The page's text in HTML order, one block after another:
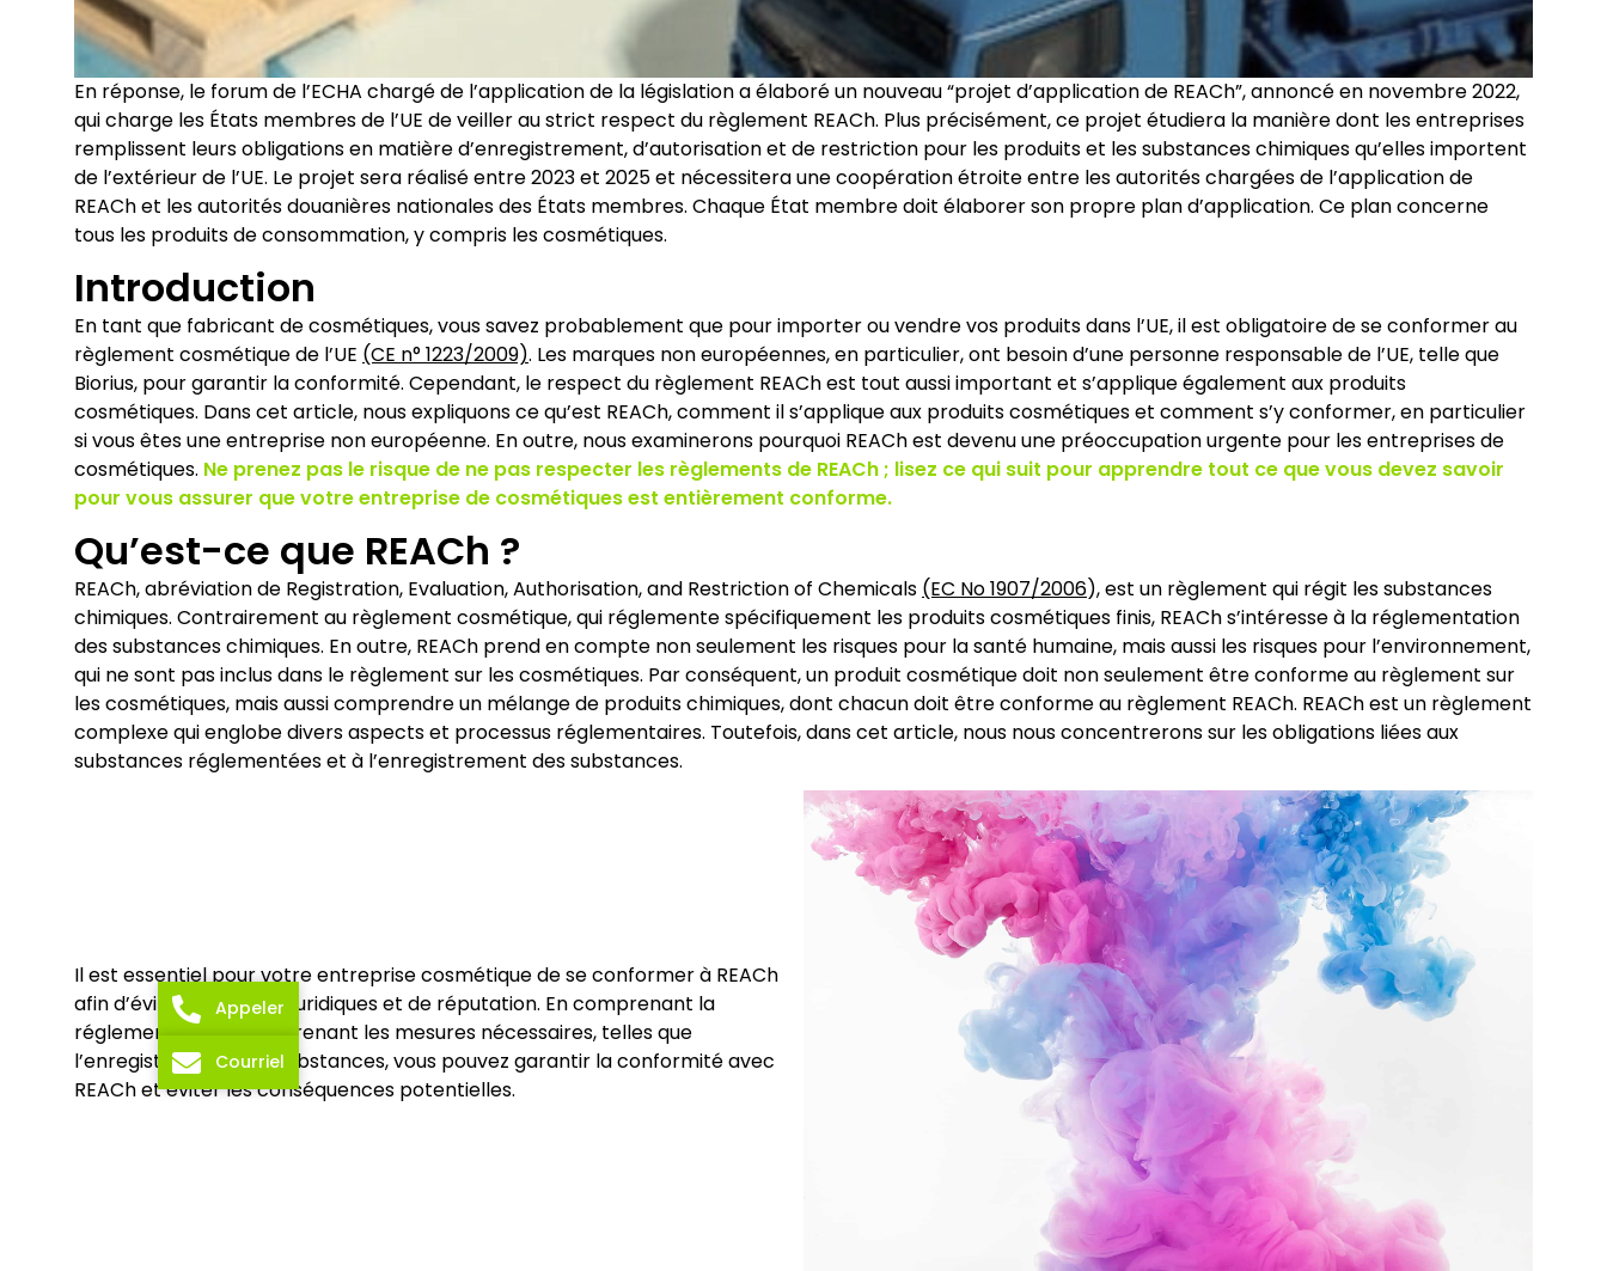
En réponse, le forum de l’ECHA chargé de l’application de la législation a élaboré un nouveau “projet d’application de REACh”, annoncé en novembre 2022,
qui charge les États membres de l’UE de veiller au strict respect du règlement REACh. Plus précisément, ce projet étudiera la manière dont les entreprises
remplissent leurs obligations en matière d’enregistrement, d’autorisation et de restriction pour les produits et les substances chimiques qu’elles importent
de l’extérieur de l’UE. Le projet sera réalisé entre 2023 et 2025 et nécessitera une coopération étroite entre les autorités chargées de l’application de
REACh et les autorités douanières nationales des États membres. Chaque État membre doit élaborer son propre plan d’application. Ce plan concerne
tous les produits de consommation, y compris les cosmétiques.
Introduction
En tant que fabricant de cosmétiques, vous savez probablement que pour importer ou vendre vos produits dans l’UE, il est obligatoire de se conformer au
règlement cosmétique de l’UE (CE n° 1223/2009). Les marques non européennes, en particulier, ont besoin d’une personne responsable de l’UE, telle que
Biorius, pour garantir la conformité. Cependant, le respect du règlement REACh est tout aussi important et s’applique également aux produits
cosmétiques. Dans cet article, nous expliquons ce qu’est REACh, comment il s’applique aux produits cosmétiques et comment s’y conformer, en particulier
si vous êtes une entreprise non européenne. En outre, nous examinerons pourquoi REACh est devenu une préoccupation urgente pour les entreprises de
cosmétiques. Ne prenez pas le risque de ne pas respecter les règlements de REACh ; lisez ce qui suit pour apprendre tout ce que vous devez savoir
pour vous assurer que votre entreprise de cosmétiques est entièrement conforme.
Qu’est-ce que REACh ?
REACh, abréviation de Registration, Evaluation, Authorisation, and Restriction of Chemicals (EC No 1907/2006), est un règlement qui régit les substances
chimiques. Contrairement au règlement cosmétique, qui réglemente spécifiquement les produits cosmétiques finis, REACh s’intéresse à la réglementation
des substances chimiques. En outre, REACh prend en compte non seulement les risques pour la santé humaine, mais aussi les risques pour l’environnement,
qui ne sont pas inclus dans le règlement sur les cosmétiques. Par conséquent, un produit cosmétique doit non seulement être conforme au règlement sur
les cosmétiques, mais aussi comprendre un mélange de produits chimiques, dont chacun doit être conforme au règlement REACh. REACh est un règlement
complexe qui englobe divers aspects et processus réglementaires. Toutefois, dans cet article, nous nous concentrerons sur les obligations liées aux
substances réglementées et à l’enregistrement des substances.
Il est essentiel pour votre entreprise cosmétique de se conformer à REACh
afin d’éviter les risques juridiques et de réputation. En comprenant la
réglementation et en prenant les mesures nécessaires, telles que
l’enregistrement des substances, vous pouvez garantir la conformité avec
REACh et éviter les conséquences potentielles.
Appeler
Courriel